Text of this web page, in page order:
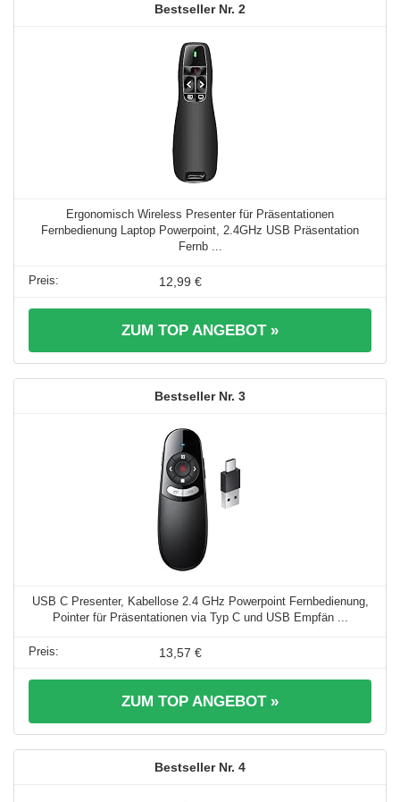
2
Ergonomisch Wireless Presenter für Präsentationen
Fernbedienung Laptop Powerpoint, 2.4GHz USB Präsentation
Fernb ...
12,99 €
ZUM TOP ANGEBOT »
3
USB C Presenter, Kabellose 2.4 GHz Powerpoint Fernbedienung,
Pointer für Präsentationen via Typ C und USB Empfän ...
13,57 €
ZUM TOP ANGEBOT »
4